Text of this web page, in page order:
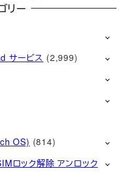
リー
サービス (2,999)
OS) (814)
ロック解除 アンロック